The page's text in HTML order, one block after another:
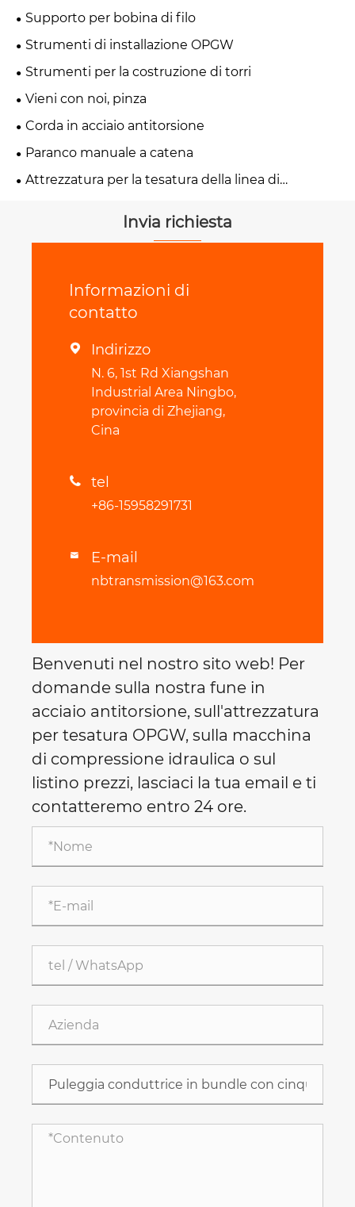
Supporto per bobina di filo
Strumenti di installazione OPGW
Strumenti per la costruzione di torri
Vieni con noi, pinza
Corda in acciaio antitorsione
Paranco manuale a catena
Attrezzatura per la tesatura della linea di
Invia richiesta
Informazioni di
contatto
 Indirizzo
N. 6, 1st Rd Xiangshan
Industrial Area Ningbo,
provincia di Zhejiang,
Cina
 tel
+86-15958291731
 E-mail
nbtransmission@163.com
Benvenuti nel nostro sito web! Per
domande sulla nostra fune in
acciaio antitorsione, sull'attrezzatura
per tesatura OPGW, sulla macchina
di compressione idraulica o sul
listino prezzi, lasciaci la tua email e ti
contatteremo entro 24 ore.